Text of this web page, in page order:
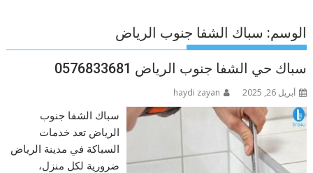
الوسم: سباك الشفا جنوب الرياض
سباك حي الشفا جنوب الرياض 0576833681
أبريل 26, 2025 haydi zayan
سباك الشفا جنوب
الرياض تعد خدمات
السباكة في مدينة الرياض
ضرورية لكل منزل،